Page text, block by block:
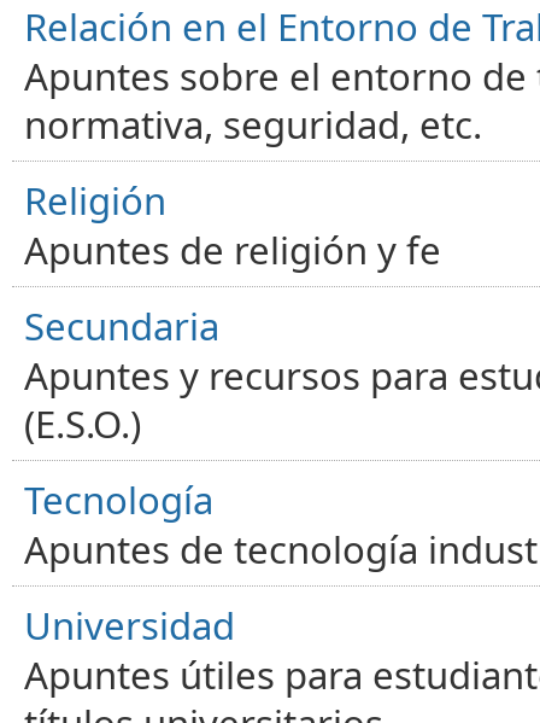
Relación en el Entorno de
Apuntes sobre el entorno
normativa, seguridad, etc.
Religión
Apuntes de religión y fe
Secundaria
Apuntes y recursos para
(E.S.O.)
Tecnología
Apuntes de tecnología
Universidad
Apuntes útiles para